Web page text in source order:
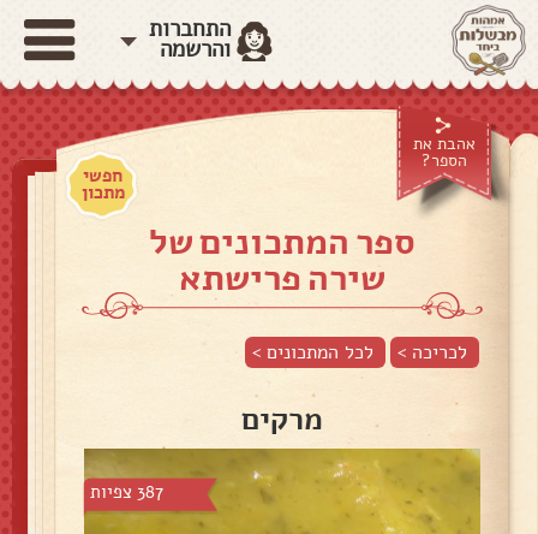
התחברות
והרשמה
אהבת את
הספר?
חפשי
מתכון
ספר המתכונים של
שירה פרישתא
לכריכה > לכל המתכונים >
מרקים
387 צפיות